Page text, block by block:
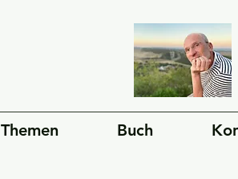
Themen Buch